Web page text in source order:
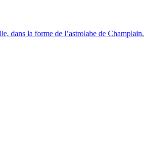
dans la forme de l’astrolabe de Champlain.